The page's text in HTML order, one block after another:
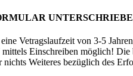
Vetragslaufzeit von 3-5
Einschreiben möglich!
nichts Weiteres bezüglich des